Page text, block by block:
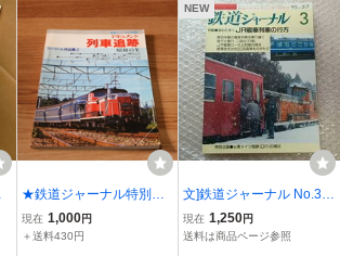
★鉄道ジャーナル特別別
冊■リバイバル作品集２■
ドキュメント列車追跡
現在 1,000円
＋送料430円
NEW
文]鉄道ジャーナル No.31
7 1993年3月号 追われ
ゆくJR客車列車の行方/終
現在 1,250円
送料は商品ページ参照